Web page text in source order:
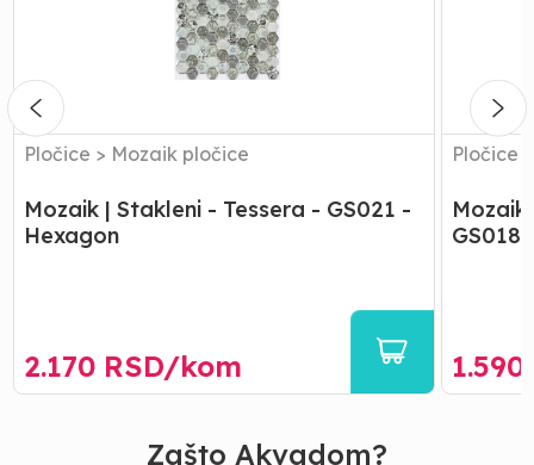
-
Hexagon
Pločice > Mozaik pločice
Mozaik | Stakleni - Tessera - GS021 -
Hexagon
2.170 RSD/kom
GS018
Mix
Pločice
GS018
1.590
Zašto Akvadom?